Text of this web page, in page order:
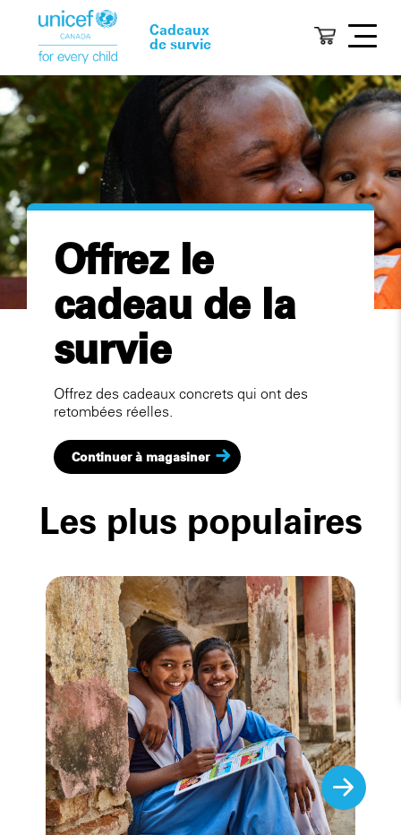
Cadeaux
de survie
Offrez le
cadeau de la
survie
Offrez des cadeaux concrets qui ont des
retombées réelles.
Continuer à magasiner
Les plus populaires